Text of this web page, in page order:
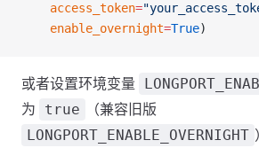
    access_token
=
    enable_overnight
=True)
或者设置环境变量
为 true （兼容旧版
LONGPORT_ENABLE_OVERNIGHT